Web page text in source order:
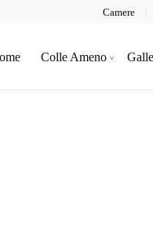
Camere
Colle Ameno